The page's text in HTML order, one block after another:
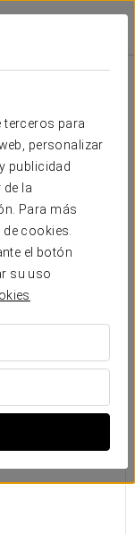
terceros para
personalizar
publicidad
de la
Para más
cookies.
el botón
su uso